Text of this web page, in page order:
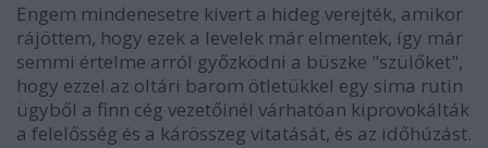
Engem mindenesetre kivert a hideg verejték, amikor
rájöttem, hogy ezek a levelek már elmentek, így már
semmi értelme arról győzködni a büszke "szülőket",
hogy ezzel az oltári barom ötletükkel egy sima rutin
ügyből a finn cég vezetőinél várhatóan kiprovokálták
a felelősség és a kárösszeg vitatását, és az időhúzást.